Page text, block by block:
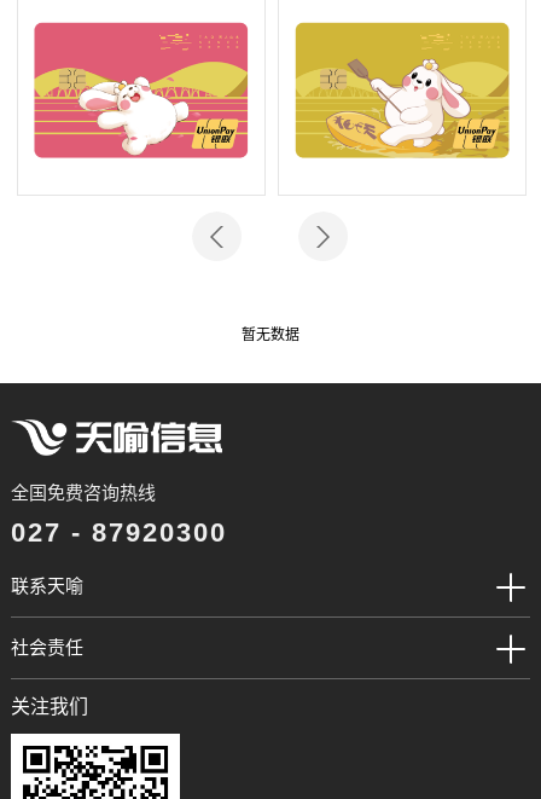
暂无数据
全国免费咨询热线
027 - 87920300
联系天喻
社会责任
关注我们